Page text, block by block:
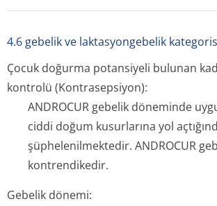
4.6 gebelik ve laktasyongebelik
Çocuk doğurma potansiyeli bulunan
kontrolü (Kontrasepsiyon):
ANDROCUR gebelik döneminde
ciddi doğum kusurlarına yol
şüphelenilmektedir. ANDROCUR
kontrendikedir.
Gebelik dönemi: